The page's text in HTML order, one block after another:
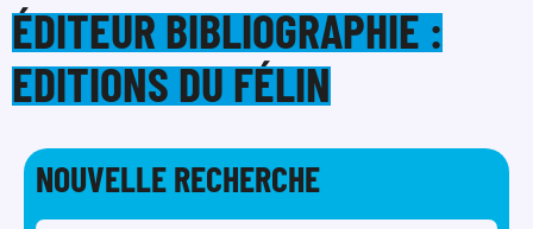
ÉDITEUR BIBLIOGRAPHIE :
EDITIONS DU FÉLIN
NOUVELLE RECHERCHE